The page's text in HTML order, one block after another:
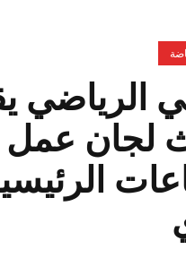
الرياضي
لجان